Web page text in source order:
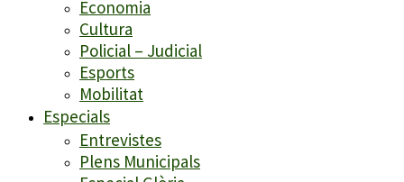
Economia
Cultura
Policial – Judicial
Esports
Mobilitat
Especials
Entrevistes
Plens Municipals